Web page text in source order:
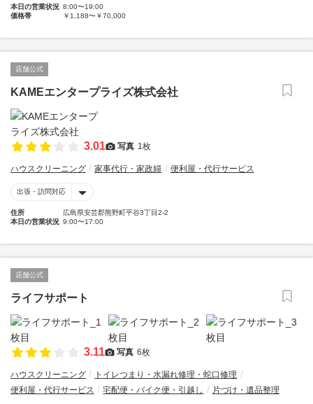
本日の営業状況 8:00〜19:00
価格帯
￥1,188〜￥70,000
店舗公式
KAMEエンタープライズ株式会社
3.01 写真 1枚
ハウスクリーニング 家事代行・家政婦 便利屋・代行サービス
出張・訪問対応
住所
広島県安芸郡熊野町平谷3丁目2-2
本日の営業状況 9:00〜17:00
店舗公式
ライフサポート
3.11 写真 6枚
ハウスクリーニング
トイレつまり・水漏れ修理・蛇口修理
便利屋・代行サービス
宅配便・バイク便・引越し 片づけ・遺品整理